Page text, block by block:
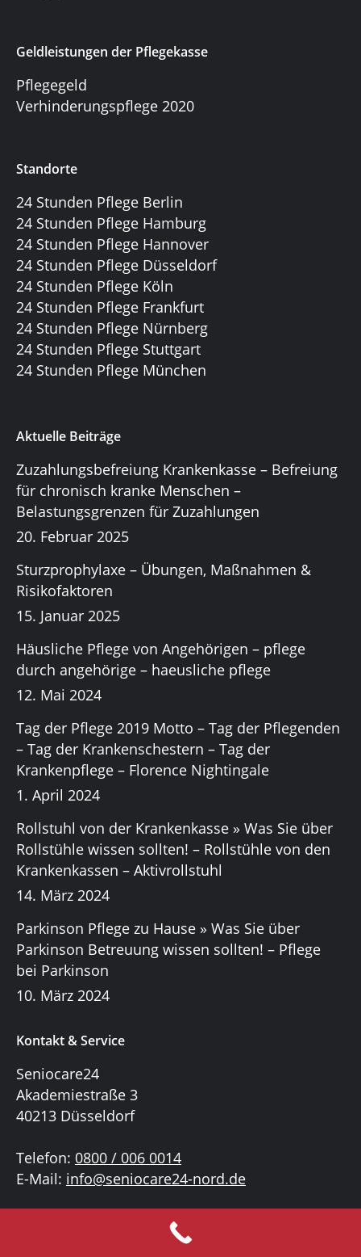
Geldleistungen der Pflegekasse
Pflegegeld
Verhinderungspflege 2020
Standorte
24 Stunden Pflege Berlin
24 Stunden Pflege Hamburg
24 Stunden Pflege Hannover
24 Stunden Pflege Düsseldorf
24 Stunden Pflege Köln
24 Stunden Pflege Frankfurt
24 Stunden Pflege Nürnberg
24 Stunden Pflege Stuttgart
24 Stunden Pflege München
Aktuelle Beiträge
Zuzahlungsbefreiung Krankenkasse – Befreiung
für chronisch kranke Menschen –
Belastungsgrenzen für Zuzahlungen
20. Februar 2025
Sturzprophylaxe – Übungen, Maßnahmen &
Risikofaktoren
15. Januar 2025
Häusliche Pflege von Angehörigen – pflege
durch angehörige – haeusliche pflege
12. Mai 2024
Tag der Pflege 2019 Motto – Tag der Pflegenden
– Tag der Krankenschestern – Tag der
Krankenpflege – Florence Nightingale
1. April 2024
Rollstuhl von der Krankenkasse » Was Sie über
Rollstühle wissen sollten! – Rollstühle von den
Krankenkassen – Aktivrollstuhl
14. März 2024
Parkinson Pflege zu Hause » Was Sie über
Parkinson Betreuung wissen sollten! – Pflege
bei Parkinson
10. März 2024
Kontakt & Service
Seniocare24
Akademiestraße 3
40213 Düsseldorf
Telefon: 0800 / 006 0014
E-Mail: info@seniocare24-nord.de
Bekannt aus TV und Presse: